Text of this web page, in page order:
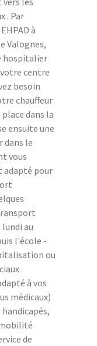
. Par
à
Valognes,
hospitalier
centre
besoin
chauffeur
dans la
ensuite une
dans le
vous
adapté pour
au
l'école -
ou
à vos
médicaux)
de